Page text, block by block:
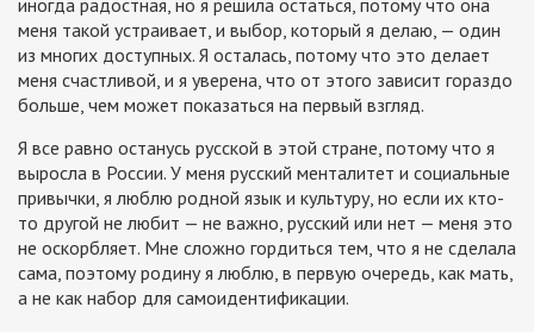
иногда радостная, но я решила остаться, потому что она
меня такой устраивает, и выбор, который я делаю, — один
из многих доступных. Я осталась, потому что это делает
меня счастливой, и я уверена, что от этого зависит гораздо
больше, чем может показаться на первый взгляд.
Я все равно останусь русской в этой стране, потому что я
выросла в России. У меня русский менталитет и социальные
привычки, я люблю родной язык и культуру, но если их кто-
то другой не любит — не важно, русский или нет — меня это
не оскорбляет. Мне сложно гордиться тем, что я не сделала
сама, поэтому родину я люблю, в первую очередь, как мать,
а не как набор для самоидентификации.